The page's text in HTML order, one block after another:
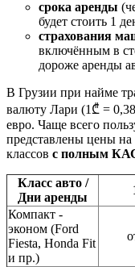
срока аренды
будет стоить 1
страхования
включённым в
дороже аренды
В Грузии при найме
валюту Лари (1₾ =
евро. Чаще всего
представлены цены
классов с полным
Класс авто /
Дни аренды
Компакт -
эконом (Ford
Fiesta, Honda Fit
и пр.)